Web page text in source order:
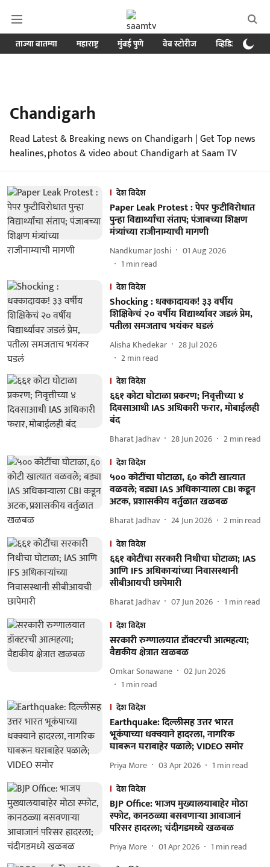
ताज्या बातम्या महाराष्ट्र मुंबई पुणे वेब स्टोरीज व्हिडिओ
Chandigarh
Read Latest & Breaking news on Chandigarh | Get Top news
healines, photos & video about Chandigarh at Saam TV
देश विदेश
Paper Leak Protest : पेपर फुटीविरोधात
पुन्हा विद्यार्थ्यांचा संताप; पंजाबच्या शिक्षण
मंत्र्यांच्या राजीनाम्याची मागणी
Nandkumar Joshi
01 Aug 2026
1 min read
देश विदेश
Shocking : धक्कादायक! ३३ वर्षीय
शिक्षिकेचं २० वर्षीय विद्यार्थ्यावर जडलं प्रेम,
पतीला समजताच भयंकर घडलं
Alisha Khedekar
28 Jul 2026
2min read
देश विदेश
६६१ कोटा घोटाळा प्रकरण; निवृत्तीच्या ४
दिवसाआधी IAS अधिकारी फरार, मोबाईलही
बंद
Bharat Jadhav 28 Jun 2026 2min read
देश विदेश
५०० कोटींचा घोटाळा, ६० कोटी खात्यात
वळवले; बड्या IAS अधिकाऱ्याला CBI कडून
अटक, प्रशासकीय वर्तुळात खळबळ
Bharat Jadhav 24 Jun 2026 2min read
देश विदेश
६६१ कोटींचा सरकारी निधीचा घोटाळा; IAS
आणि IFS अधिकाऱ्यांच्या निवासस्थानी
सीबीआयची छापेमारी
Bharat Jadhav 07 Jun 2026 1 min read
देश विदेश
सरकारी रुग्णालयात डॉक्टरची आत्महत्या;
वैद्यकीय क्षेत्रात खळबळ
Omkar Sonawane
02 Jun 2026
1 min read
देश विदेश
Earthquake: दिल्लीसह उत्तर भारत
भूकंपाच्या धक्क्याने हादरला, नागरिक
घाबरून घराबाहेर पळाले; VIDEO समोर
Priya More 03 Apr 2026 1 min read
देश विदेश
BJP Office: भाजप मुख्यालयाबाहेर मोठा
स्फोट, कानठळ्या बसवणाऱ्या आवाजानं
परिसर हादरला; चंदीगडमध्ये खळबळ
Priya More 01 Apr 2026 1 min read